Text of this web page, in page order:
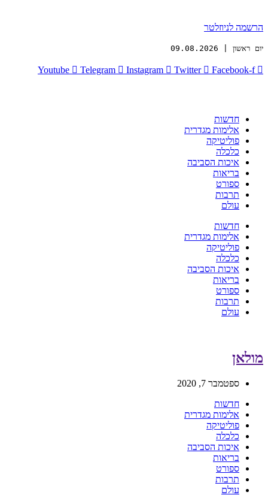
הרשמה לניוזלטר
יום ראשון | 09.08.2026
Youtube Telegram Instagram Twitter Facebook-f
חדשות
אלימות מגדרית
פוליטיקה
כלכלה
איכות הסביבה
בריאות
ספורט
תרבות
עולם
חדשות
אלימות מגדרית
פוליטיקה
כלכלה
איכות הסביבה
בריאות
ספורט
תרבות
עולם
מולאן
ספטמבר 7, 2020
חדשות
אלימות מגדרית
פוליטיקה
כלכלה
איכות הסביבה
בריאות
ספורט
תרבות
עולם